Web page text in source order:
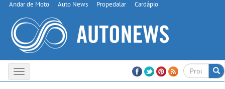
Andar de Moto Auto News Propedalar Cardápio
Toggle
navigation